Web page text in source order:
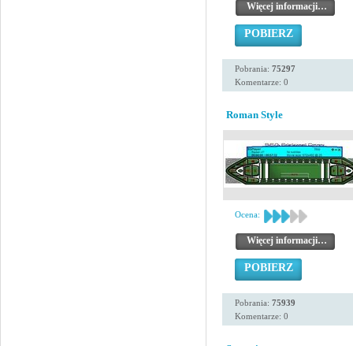
Więcej informacji…
POBIERZ
Pobrania: 75297
Komentarze: 0
Roman Style
Ocena:
Więcej informacji…
POBIERZ
Pobrania: 75939
Komentarze: 0